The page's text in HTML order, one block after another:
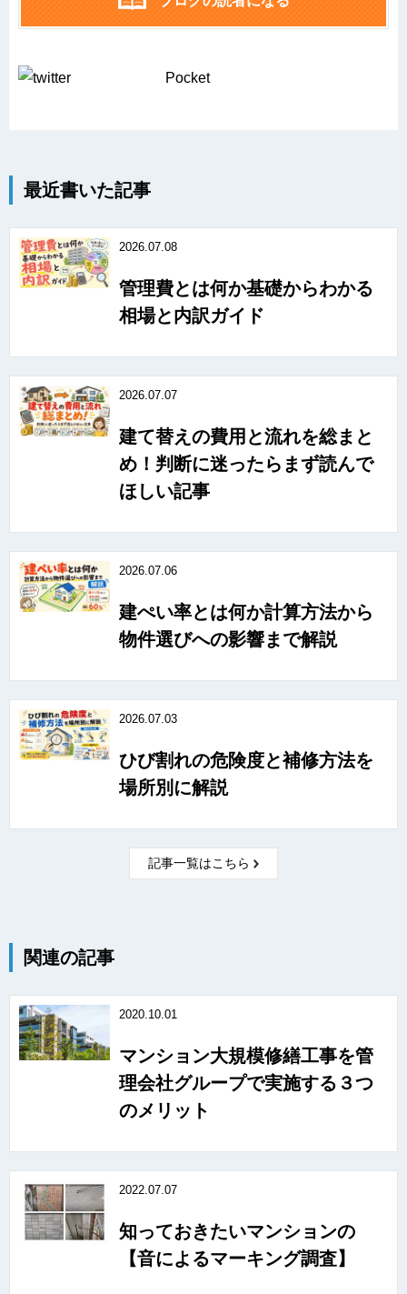
Pocket
最近書いた記事
2026.07.08
管理費とは何か基礎からわかる
相場と内訳ガイド
2026.07.07
建て替えの費用と流れを総まと
め！判断に迷ったらまず読んで
ほしい記事
2026.07.06
建ぺい率とは何か計算方法から
物件選びへの影響まで解説
2026.07.03
ひび割れの危険度と補修方法を
場所別に解説
記事一覧はこちら
関連の記事
2020.10.01
マンション大規模修繕工事を管
理会社グループで実施する３つ
のメリット
2022.07.07
知っておきたいマンションの
【音によるマーキング調査】